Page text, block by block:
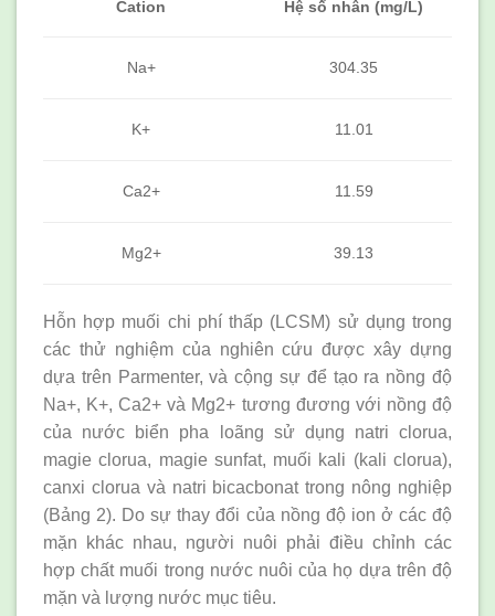
Cation Hệ số nhân (mg/L)
Na+ 304.35
K+ 11.01
Ca2+ 11.59
Mg2+ 39.13
Hỗn hợp muối chi phí thấp (LCSM) sử dụng trong
các thử nghiệm của nghiên cứu được xây dựng
dựa trên Parmenter, và cộng sự để tạo ra nồng độ
Na+, K+, Ca2+ và Mg2+ tương đương với nồng độ
của nước biển pha loãng sử dụng natri clorua,
magie clorua, magie sunfat, muối kali (kali clorua),
canxi clorua và natri bicacbonat trong nông nghiệp
(Bảng 2). Do sự thay đổi của nồng độ ion ở các độ
mặn khác nhau, người nuôi phải điều chỉnh các
hợp chất muối trong nước nuôi của họ dựa trên độ
mặn và lượng nước mục tiêu.